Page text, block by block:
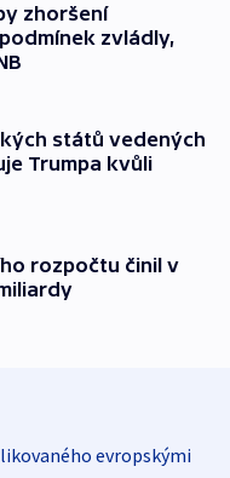
zhoršení
zvládly,
států vedených
Trumpa kvůli
rozpočtu činil v
evropskými